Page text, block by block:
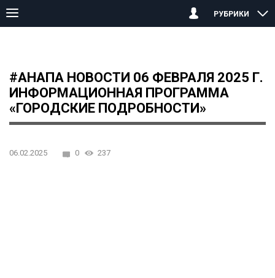
РУБРИКИ
#АНАПА НОВОСТИ 06 февраля
#АНАПА НОВОСТИ 06 ФЕВРАЛЯ 2025 Г.
ИНФОРМАЦИОННАЯ ПРОГРАММА
«ГОРОДСКИЕ ПОДРОБНОСТИ»
06.02.2025 0 237